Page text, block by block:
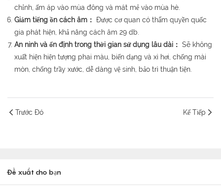
chỉnh, ấm áp vào mùa đông và mát mẻ vào mùa hè.
Giảm tiếng ồn cách âm： Được cơ quan có thẩm quyền quốc
gia phát hiện, khả năng cách âm 29 db.
An ninh và ổn định trong thời gian sử dụng lâu dài： Sẽ không
xuất hiện hiện tượng phai màu, biến dạng và xì hơi, chống mài
mòn, chống trầy xước, dễ dàng vệ sinh, bảo trì thuận tiện.
Trước Đó Kế Tiếp
Đề xuất cho bạn